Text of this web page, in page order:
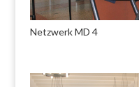
Netzwerk MD 4